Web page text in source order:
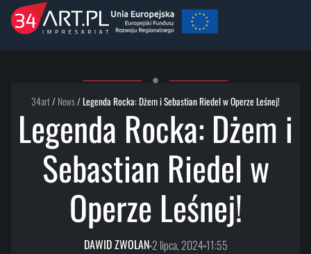
34art/ News/Legenda Rocka: Dżem i Sebastian Riedel w Operze Leśnej!
Legenda Rocka: Dżem i
Sebastian Riedel w
Operze Leśnej!
DAWID ZWOLAN2 lipca, 202411:55